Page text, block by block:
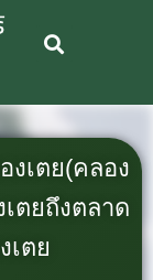
เตย(คลอง
ตยถึงตลาด
เตย